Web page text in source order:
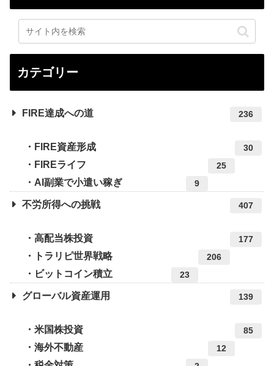
カテゴリー
FIRE達成への道 236
FIRE資産形成 30
FIREライフ 25
AI副業で小遣い稼ぎ 9
不労所得への挑戦 407
高配当株投資 177
トラリピ世界戦略 206
ビットコイン積立 23
グローバル資産運用 139
米国株投資 85
海外不動産 12